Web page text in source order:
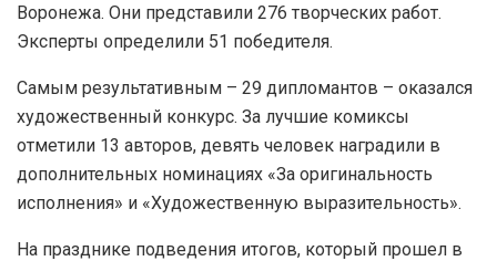
Воронежа. Они представили 276 творческих работ.
Эксперты определили 51 победителя.
Самым результативным – 29 дипломантов – оказался
художественный конкурс. За лучшие комиксы
отметили 13 авторов, девять человек наградили в
дополнительных номинациях «За оригинальность
исполнения» и «Художественную выразительность».
На празднике подведения итогов, который прошел в